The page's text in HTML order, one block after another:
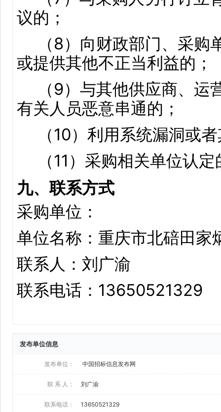
发布单位信息
发布单位： 中国招标信息发布网
联 系 人： 刘广渝
联系电话： 13650521329